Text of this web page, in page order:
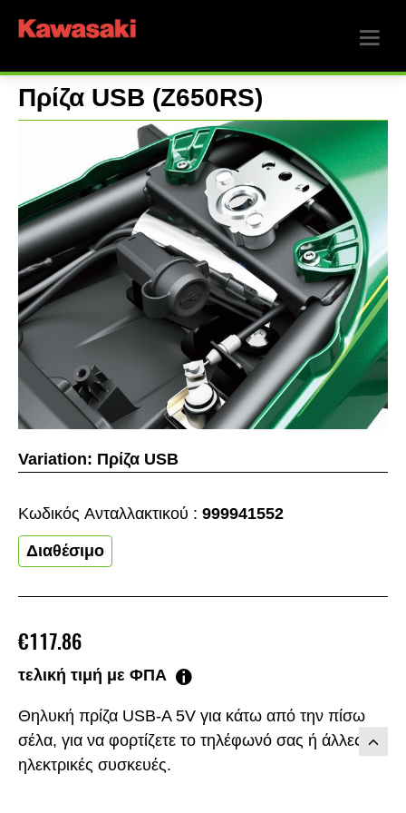
Πρίζα USB (Z650RS)
Θηλυκή πρίζα USB-A 5V για κάτω από την πίσω
σέλα, για να φορτίζετε το τηλέφωνό σας ή άλλες
ηλεκτρικές συσκευές.
€117.86
τελική τιμή με ΦΠΑ
Variation: Πρίζα USB
Κωδικός Aνταλλακτικού : 999941552
Διαθέσιμο